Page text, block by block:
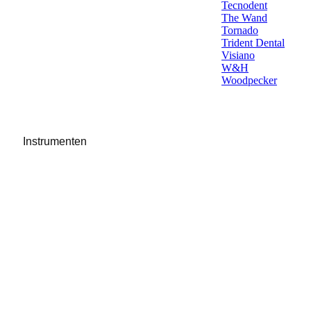
Tecnodent
The Wand
Tornado
Trident Dental
Visiano
W&H
Woodpecker
Instrumenten